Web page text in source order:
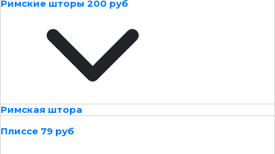
Римские шторы 200 руб
Римская штора
Плиссе 79 руб